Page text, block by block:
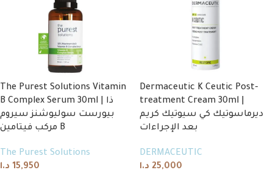
The Purest Solutions Vitamin
B Complex Serum 30ml | ذا
بيورست سوليوشنز سيروم
مركب فيتامين B
The Purest Solutions
15,950 د.ا
Dermaceutic K Ceutic Post-
treatment Cream 30ml |
ديرماسوتيك كي سيوتيك كريم
بعد الإجراءات
DERMACEUTIC
25,000 د.ا